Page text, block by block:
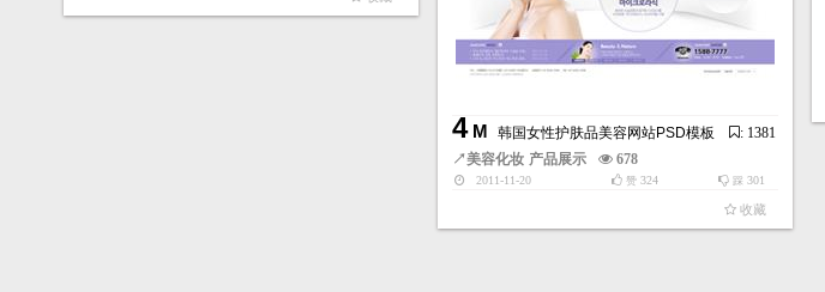
4M 韩国女性护肤品美容网站PSD模板
: 1381
↗美容化妆 产品展示 678
2011-11-20 踩 301
赞324
收藏